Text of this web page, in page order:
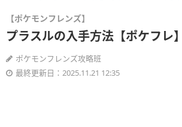
【ポケモンフレンズ】
プラスルの入手方法【ポケフレ】
ポケモンフレンズ攻略班
最終更新日：2025.11.21 12:35